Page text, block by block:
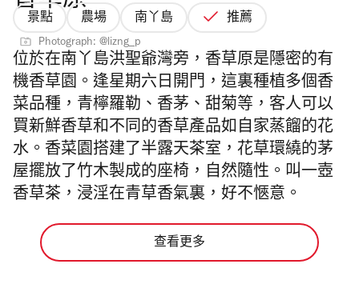
景點 農場 南丫島 推薦
Photograph: @lizng_p
位於在南丫島洪聖爺灣旁，香草原是隱密的有
機香草園。逢星期六日開門，這裏種植多個香
菜品種，青檸羅勒、香茅、甜菊等，客人可以
買新鮮香草和不同的香草產品如自家蒸餾的花
水。香菜園搭建了半露天茶室，花草環繞的茅
屋擺放了竹木製成的座椅，自然隨性。叫一壺
香草茶，浸淫在青草香氣裏，好不愜意。
查看更多